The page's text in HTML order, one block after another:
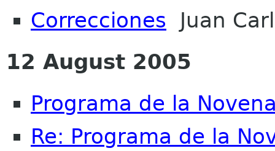
Correcciones Juan
12 August 2005
Programa de la
Re: Programa de la